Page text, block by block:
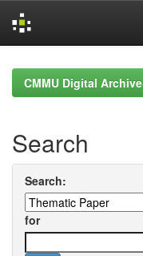
navigationCMMU Digital Archive
Search
Search:
for